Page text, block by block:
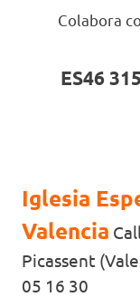
Colabora
ES46
Iglesia
Valencia
Picassent
05 16 30